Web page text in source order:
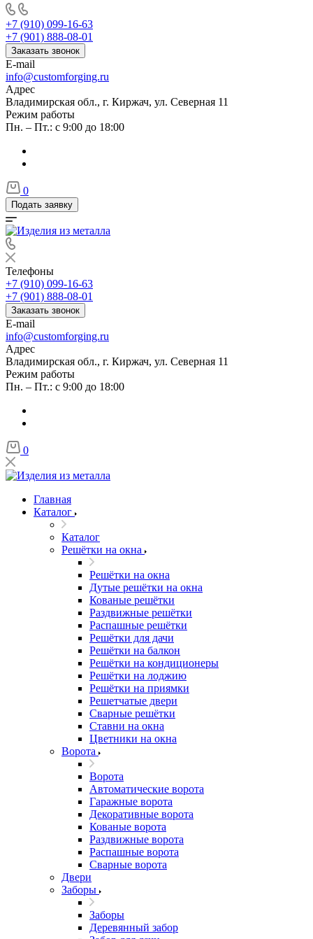
+7 (910) 099-16-63
+7 (901) 888-08-01
Заказать звонок
E-mail
info@customforging.ru
Адрес
Владимирская обл., г. Киржач, ул. Северная 11
Режим работы
Пн. – Пт.: с 9:00 до 18:00
0
Подать заявку
Телефоны
+7 (910) 099-16-63
+7 (901) 888-08-01
Заказать звонок
E-mail
info@customforging.ru
Адрес
Владимирская обл., г. Киржач, ул. Северная 11
Режим работы
Пн. – Пт.: с 9:00 до 18:00
0
Главная
Каталог
Каталог
Решётки на окна
Решётки на окна
Дутые решётки на окна
Кованые решётки
Раздвижные решётки
Распашные решётки
Решётки для дачи
Решётки на балкон
Решётки на кондиционеры
Решётки на лоджию
Решётки на приямки
Решетчатые двери
Сварные решётки
Ставни на окна
Цветники на окна
Ворота
Ворота
Автоматические ворота
Гаражные ворота
Декоративные ворота
Кованые ворота
Раздвижные ворота
Распашные ворота
Сварные ворота
Двери
Заборы
Заборы
Деревянный забор